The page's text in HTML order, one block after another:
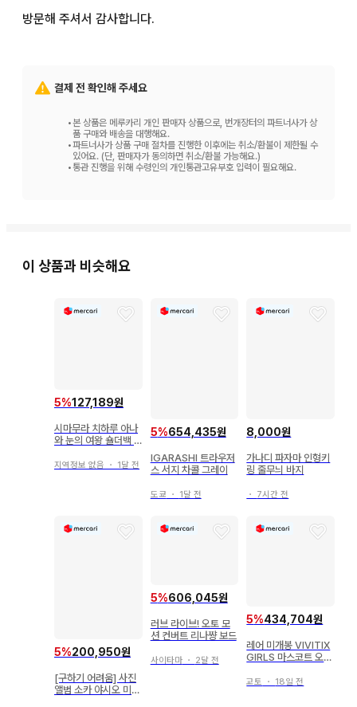
방문해 주셔서 감사합니다.
결제 전 확인해 주세요
•본 상품은 메루카리 개인 판매자 상품으로, 번개장터의 파트너사가 상
품 구매와 배송을 대행해요.
•파트너사가 상품 구매 절차를 진행한 이후에는 취소/환불이 제한될 수
있어요. (단, 판매자가 동의하면 취소/환불 가능해요.)
•통관 진행을 위해 수령인의 개인통관고유부호 입력이 필요해요.
이 상품과 비슷해요
5%127,189원
시마무라 치하루 아나
와 눈의 여왕 숄더백 2
지역정보 없음 ・ 1달 전
5%654,435원
IGARASHI 트라우저
스 서지 차콜 그레이
도쿄 ・ 1달 전
8,000원
가나디 파자마 인형키
링 줄무늬 바지
・ 7시간 전
5%200,950원
[구하기 어려움] 사진
앨범 소카 야시오 미사
5%606,045원
러브 라이브! 오토 모
션 컨버트 리나쨩 보드
사이타마・ 2달 전
5%434,704원
레어 미개봉 VIVITIX
GIRLS 마스코트 오브
교토 ・ 18일 전